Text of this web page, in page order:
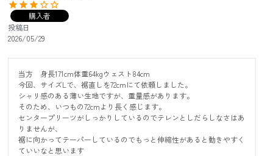
購入者
投稿日
2026/05/29
当方　身長171cm体重64kgウェスト84cm
今回、サイズLで、裾直しを72cmにて依頼しました。
シャリ感のある薄い生地ですが、重量感があります。
そのため、いつもの72cmより長く感じます。
センタープリーツがしっかりしているのでテレンとしだらしなさはあ
りませんが、
裾に向かってテーパーしているのでもっと伸縮性があると動きやすく
ていいなと思います